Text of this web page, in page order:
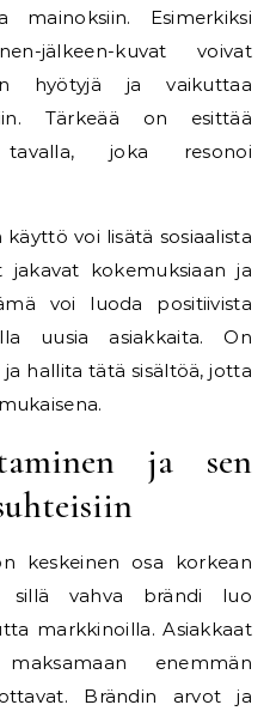
mainoksiin. Esimerkiksi
jälkeen-kuvat voivat
hyötyjä ja vaikuttaa
Tärkeää on esittää
tavalla, joka resonoi
käyttö voi lisätä sosiaalista
jakavat kokemuksiaan ja
voi luoda positiivista
uusia asiakkaita. On
hallita tätä sisältöä, jotta
ja sen
keskeinen osa korkean
sillä vahva brändi luo
markkinoilla. Asiakkaat
enemmän
Brändin arvot ja